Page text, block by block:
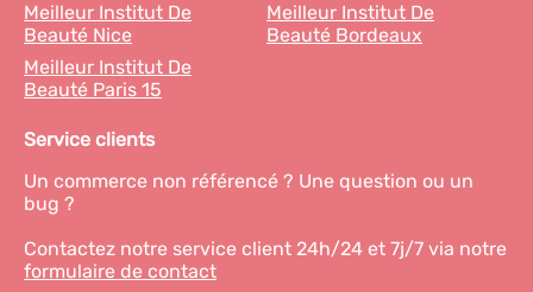
Meilleur Institut De
Beauté Nice
Meilleur Institut De
Beauté Bordeaux
Meilleur Institut De
Beauté Paris 15
Service clients
Un commerce non référencé ? Une question ou un
bug ?
Contactez notre service client 24h/24 et 7j/7 via notre
formulaire de contact